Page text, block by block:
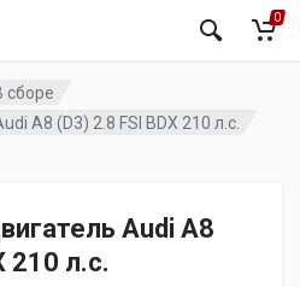
0
сборе
A8 (D3) 2.8 FSI BDX 210 л.с.
Audi A8
210 л.с.